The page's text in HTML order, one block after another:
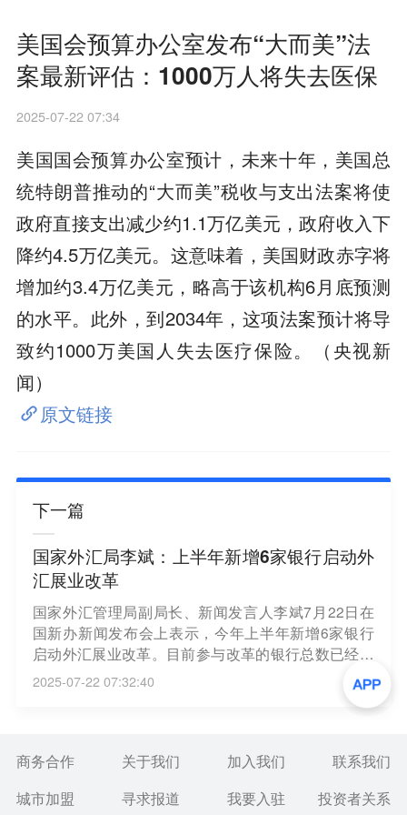
美国会预算办公室发布“大而美”法
案最新评估：1000万人将失去医保
2025-07-22 07:34
美国国会预算办公室预计，未来十年，美国总
统特朗普推动的“大而美”税收与支出法案将使
政府直接支出减少约1.1万亿美元，政府收入下
降约4.5万亿美元。这意味着，美国财政赤字将
增加约3.4万亿美元，略高于该机构6月底预测
的水平。此外，到2034年，这项法案预计将导
致约1000万美国人失去医疗保险。（央视新
闻）
原文链接
下一篇
国家外汇局李斌：上半年新增6家银行启动外
汇展业改革
国家外汇管理局副局长、新闻发言人李斌7月22日在
国新办新闻发布会上表示，今年上半年新增6家银行
启动外汇展业改革。目前参与改革的银行总数已经达
到22家。机构类型覆盖国有大型商业银行，全国性股
份制商业银行、城市商业银行和外资银行；业务范围
也拓展到全国。参与银行目前共评定展业一类客户2
2025-07-22 07:32:40
商务合作 关于我们 加入我们
联系我们
城市加盟
寻求报道 我要入驻 投资者关系